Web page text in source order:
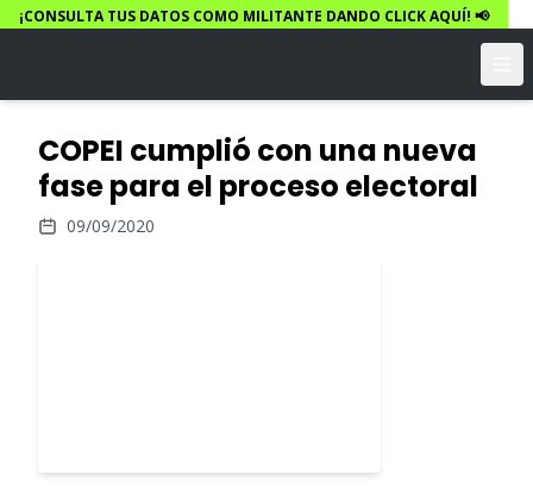
¡CONSULTA TUS DATOS COMO MILITANTE DANDO CLICK AQUÍ! 📢
COPEI cumplió con una nueva
fase para el proceso electoral
09/09/2020